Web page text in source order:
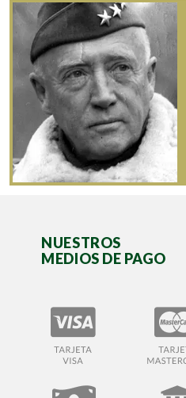
NUESTROS
MEDIOS DE PAGO